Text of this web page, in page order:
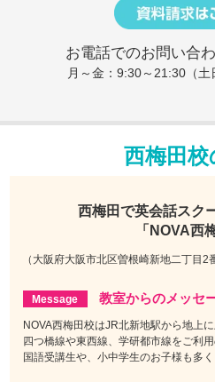
お電話でのお問い合わ
月～金：9:30～21:30（土
西梅田校
西梅田で英会話スク
「NOVA西
（大阪府大阪市北区曽根崎新地二丁目2
教室からのメッセ
NOVA西梅田校はJR北新地駅から地上
四つ橋線や東西線、学研都市線をご利
国語受講生や、小中学生のお子様も多く